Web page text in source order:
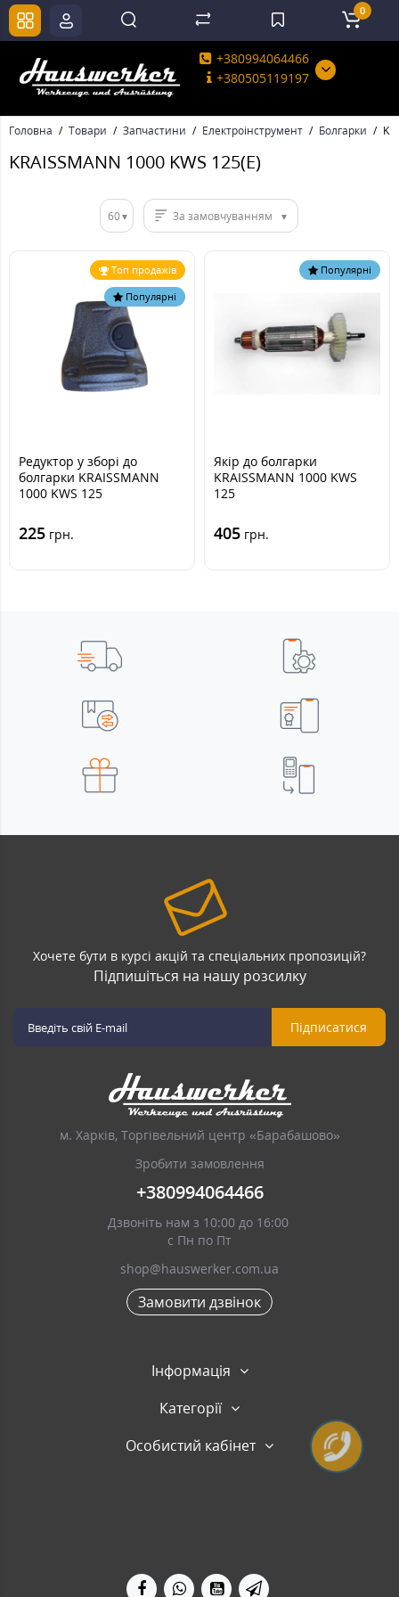
+380994064466
+380505119197
0
Головна Товари Запчастини Електроінструмент Болгарки
KRAISSMANN 1000 KWS 125(E)
60 За замовчуванням
Топ продажів
Популярні
Редуктор у зборі до
болгарки KRAISSMANN
1000 KWS 125
225 грн.
Популярні
Якір до болгарки
KRAISSMANN 1000 KWS
125
405 грн.
Хочете бути в курсі акцій та спеціальних пропозицій?
Підпишіться на нашу розсилку
Підписатися
м. Харків, Торгівельний центр «Барабашово»
Зробити замовлення
+380994064466
Дзвоніть нам з 10:00 до 16:00
с Пн по Пт
shop@hauswerker.com.ua
Замовити дзвінок
Інформація
Категорії
Особистий кабінет